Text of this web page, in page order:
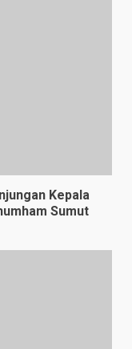
Kepala
Sumut